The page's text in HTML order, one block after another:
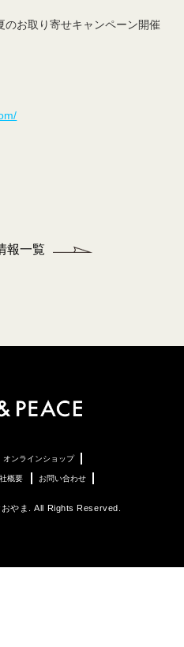
のお取り寄せキャンペーン開催
報一覧
オンラインショップ
概要 お問い合わせ
やま. All Rights Reserved.